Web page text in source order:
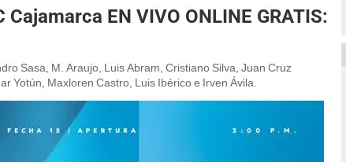
EN VIVO ONLINE GRATIS:
Sasa, M. Araujo, Luis Abram, Cristiano Silva, Juan Cruz
Yotún, Maxloren Castro, Luis Ibérico e Irven Ávila.